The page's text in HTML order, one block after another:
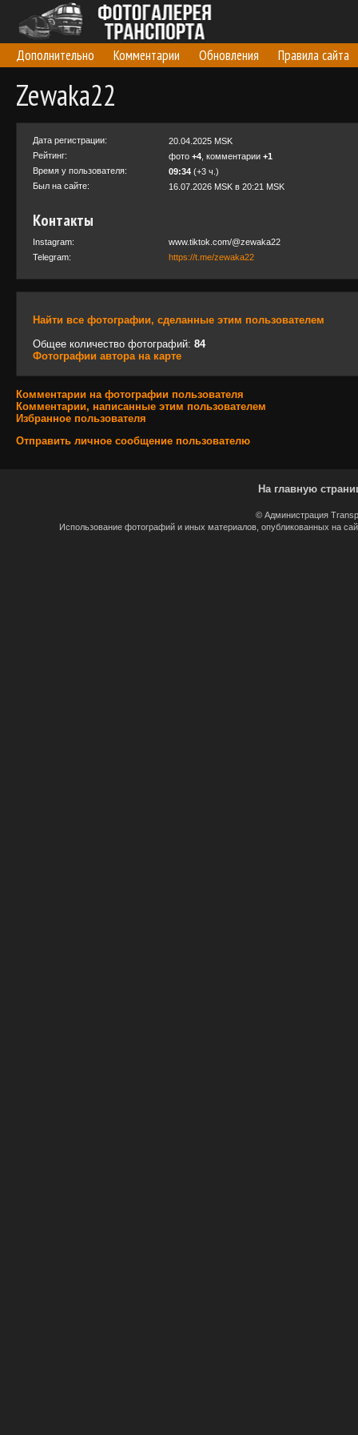
Дополнительно Комментарии Обновления Правила сайта
Zewaka22
Дата регистрации:
20.04.2025 MSK
Рейтинг:
фото +4 , комментарии +1
Время у пользователя:
09:34 (+3 ч.)
Был на сайте:
16.07.2026 MSK в 20:21 MSK
Контакты
Instagram:
www.tiktok.com/@zewaka22
Telegram:
https://t.me/zewaka22
Найти все фотографии, сделанные этим пользователем
Общее количество фотографий: 84
Фотографии автора на карте
Комментарии на фотографии пользователя
Комментарии, написанные этим пользователем
Избранное пользователя
Отправить личное сообщение пользователю
На главную
© Администрация
Использование фотографий и иных материалов, опубликованных на